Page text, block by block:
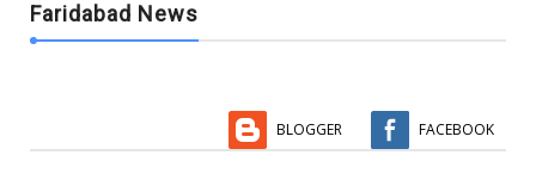
Faridabad News
BLOGGER FACEBOOK